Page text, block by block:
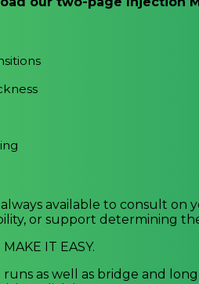
available to consult
or support determining
IT EASY.
as well as bridge and